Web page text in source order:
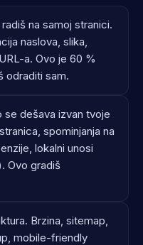
na samoj stranici.
naslova, slika,
a. Ovo je 60 %
odraditi sam.
se dešava izvan tvoje
spominjanja na
lokalni unosi
Ovo gradiš
Brzina, sitemap,
mobile-friendly